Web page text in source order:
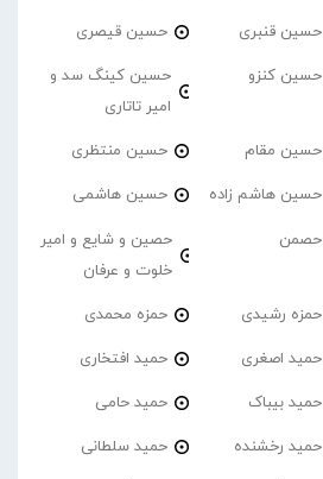
حسین قنبری حسین قیصری
حسین کنزو
حسین کینگ سد و
امیر تاتاری
حسین مقام حسین منتظری
حسین هاشم زاده حسین هاشمی
حصمن
حصین و شایع و امیر
خلوت و عرفان
حمزه رشیدی حمزه محمدی
حمید اصغری حمید افتخاری
حمید بیباک حمید حامی
حمید رخشنده حمید سلطانی